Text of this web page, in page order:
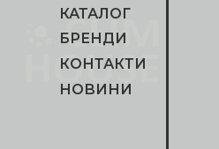
КАТАЛОГ
БРЕНДИ
КОНТАКТИ
НОВИНИ